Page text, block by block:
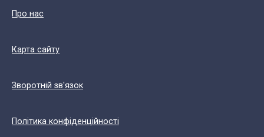
Про нас
Карта сайту
Зворотній зв'язок
Політика конфіденційності